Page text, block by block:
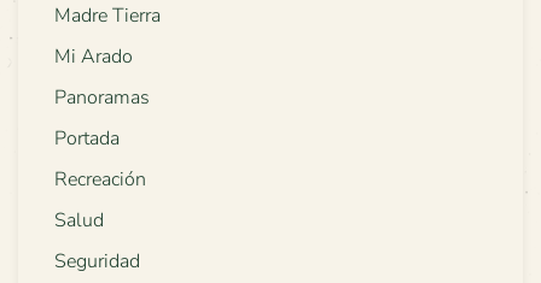
Madre Tierra
Mi Arado
Panoramas
Portada
Recreación
Salud
Seguridad